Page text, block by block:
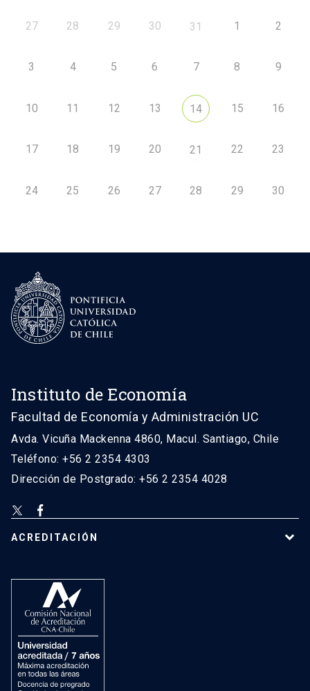
27 28 29 30 31 1 2
3 4 5 6 7 8 9
10 11 12 13 14 15 16
17 18 19 20 21 22 23
24 25 26 27 28 29 30
Instituto de Economía
Facultad de Economía y Administración UC
Avda. Vicuña Mackenna 4860, Macul. Santiago, Chile
Teléfono: +56 2 2354 4303
Dirección de Postgrado: +56 2 2354 4028
ACREDITACIÓN